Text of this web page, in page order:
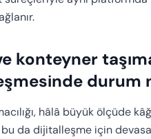
konteyner
durum
hâlâ büyük ölçüde
bu da dijitalleşme için